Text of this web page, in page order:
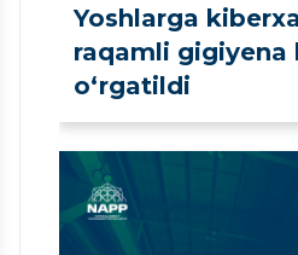
Yoshlarga
raqamli gigiyena
o‘rgatildi